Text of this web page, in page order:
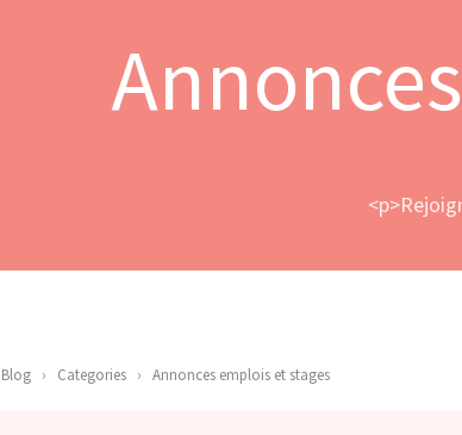
Blog › Categories › Annonces emplois et stages